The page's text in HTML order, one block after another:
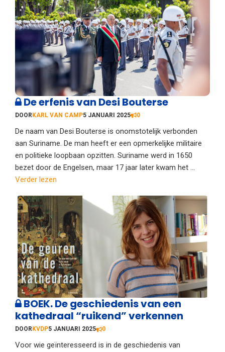
De erfenis van Desi Bouterse
DOOR KARL VAN CAMP5 JANUARI 2025 0
De naam van Desi Bouterse is onomstotelijk verbonden
aan Suriname. De man heeft er een opmerkelijke militaire
en politieke loopbaan opzitten. Suriname werd in 1650
bezet door de Engelsen, maar 17 jaar later kwam het ...
Verder lezen
BOEK. De geschiedenis van een
kathedraal “ruikend” verkennen
DOOR KVDP5 JANUARI 2025 0
Voor wie geïnteresseerd is in de geschiedenis van